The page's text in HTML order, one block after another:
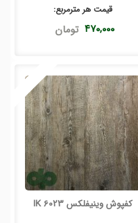
قیمت هر مترمربع:
۴۷۰,۰۰۰ تومان
کفپوش وینیفلکس 6023 IK